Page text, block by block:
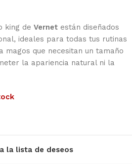
king de Vernet están diseñados
ideales para todas tus rutinas
magos que necesitan un tamaño
la apariencia natural ni la
la lista de deseos